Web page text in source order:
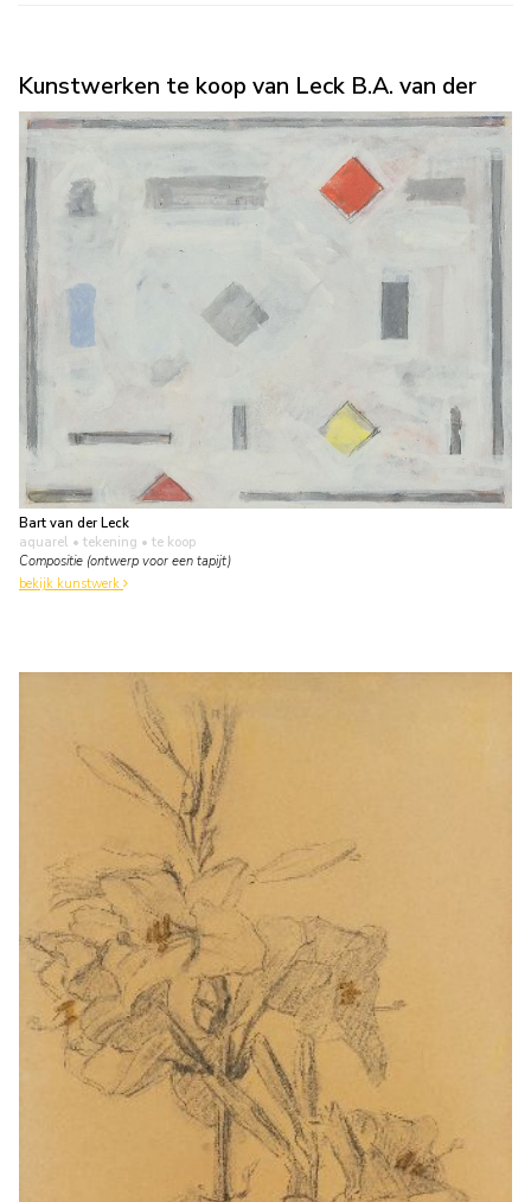
Kunstwerken te koop van Leck B.A. van der
Bart van der Leck
aquarel • tekening • te koop
Compositie (ontwerp voor een tapijt)
bekijk kunstwerk